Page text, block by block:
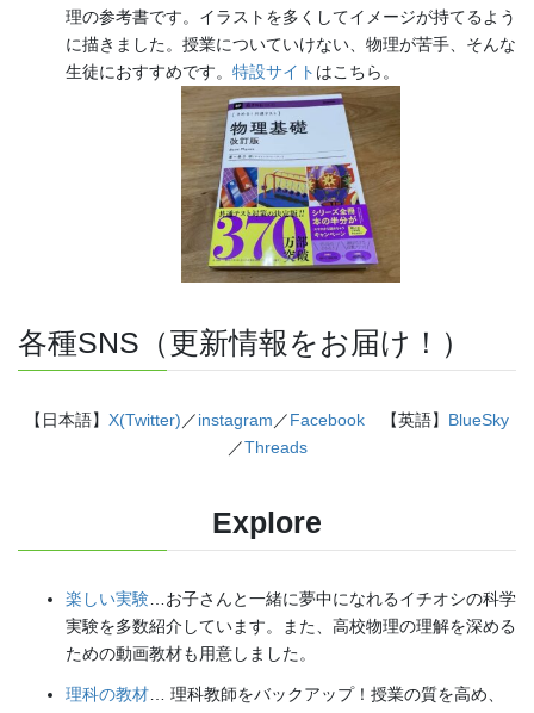
理の参考書です。イラストを多くしてイメージが持てるよう
に描きました。授業についていけない、物理が苦手、そんな
生徒におすすめです。 特設サイト はこちら。
各種SNS（更新情報をお届け！）
【日本語】 X(Twitter) ／instagram ／Facebook 【英語】 BlueSky
／Threads
Explore
楽しい実験 …お子さんと一緒に夢中になれるイチオシの科学
実験を多数紹介しています。また、高校物理の理解を深める
ための動画教材も用意しました。
理科の教材 … 理科教師をバックアップ！授業の質を高め、